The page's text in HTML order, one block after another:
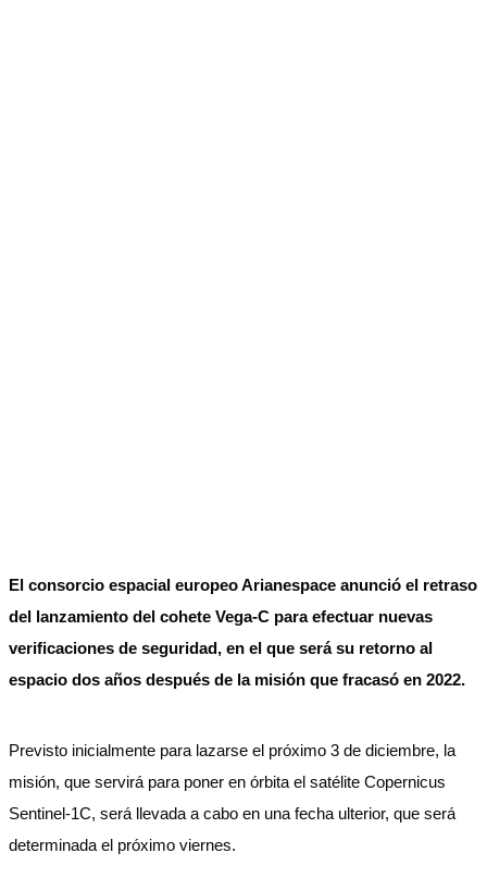
El consorcio espacial europeo Arianespace anunció el retraso
del lanzamiento del cohete Vega-C para efectuar nuevas
verificaciones de seguridad, en el que será su retorno al
espacio dos años después de la misión que fracasó en 2022.
Previsto inicialmente para lazarse el próximo 3 de diciembre, la
misión, que servirá para poner en órbita el satélite Copernicus
Sentinel-1C, será llevada a cabo en una fecha ulterior, que será
determinada el próximo viernes.